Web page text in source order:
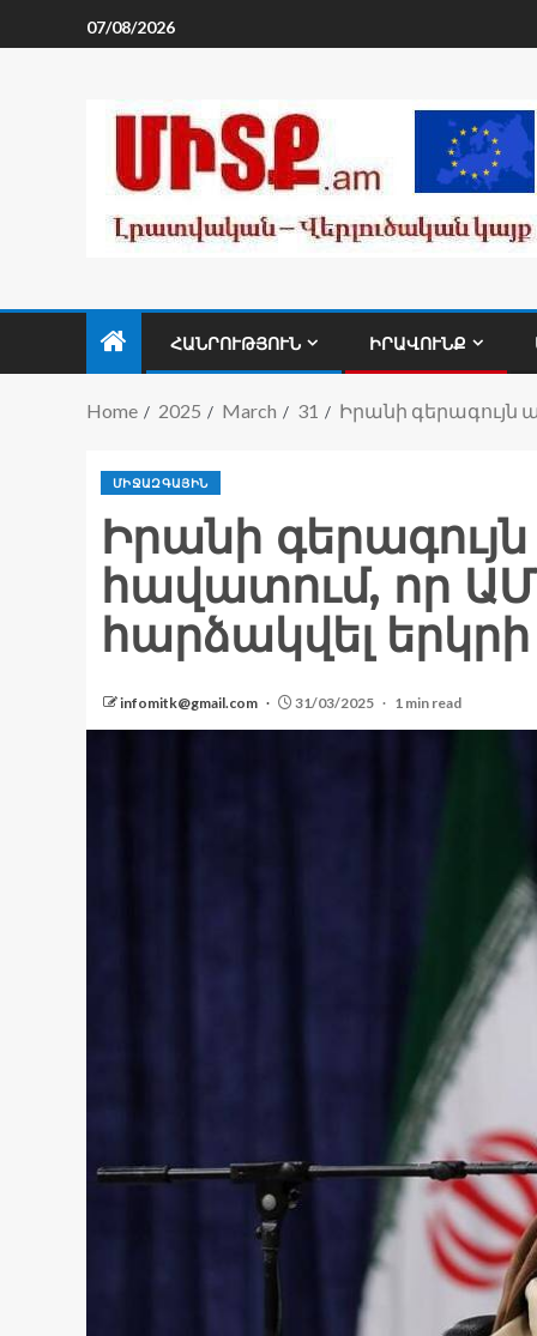
07/08/2026
ՀԱՆՐՈՒԹՅՈՒՆ ԻՐԱՎՈՒՆՔ
Home 2025 March 31 Իրանի գերագույն
ՄԻՋԱԶԳԱՅԻՆ
Իրանի
հավատում, որ
հարձակվել
infomitk@gmail.com 31/03/2025 1 min read